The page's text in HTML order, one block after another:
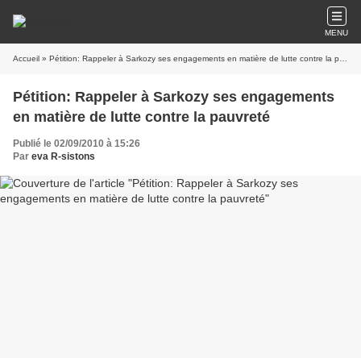
MENU
Accueil » Pétition: Rappeler à Sarkozy ses engagements en matière de lutte contre la pauvreté
Pétition: Rappeler à Sarkozy ses engagements
en matière de lutte contre la pauvreté
Publié le 02/09/2010 à 15:26
Par eva R-sistons